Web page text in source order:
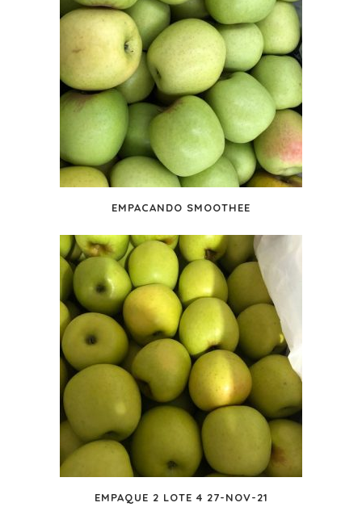
EMPACANDO SMOOTHEE
EMPAQUE 2 LOTE 4 27-NOV-21